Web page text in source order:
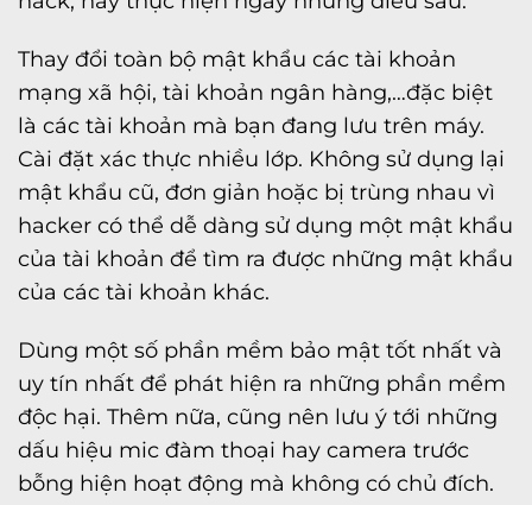
Thay đổi toàn bộ mật khẩu các tài khoản
mạng xã hội, tài khoản ngân hàng,…đặc biệt
là các tài khoản mà bạn đang lưu trên máy.
Cài đặt xác thực nhiều lớp. Không sử dụng lại
mật khẩu cũ, đơn giản hoặc bị trùng nhau vì
hacker có thể dễ dàng sử dụng một mật khẩu
của tài khoản để tìm ra được những mật khẩu
của các tài khoản khác.
Dùng một số phần mềm bảo mật tốt nhất và
uy tín nhất để phát hiện ra những phần mềm
độc hại. Thêm nữa, cũng nên lưu ý tới những
dấu hiệu mic đàm thoại hay camera trước
bỗng hiện hoạt động mà không có chủ đích.